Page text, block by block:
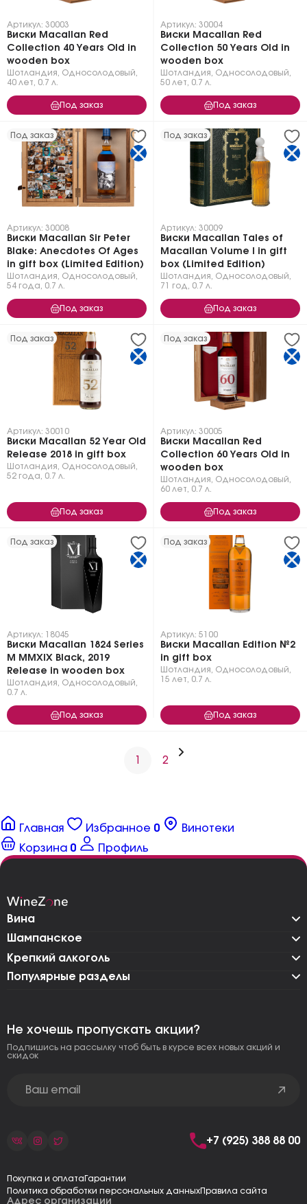
Артикул: 30003
Виски Macallan Red
Collection 40 Years Old in
wooden box
Шотландия Односолодовый
40 лет
0.7 л.
Под заказ
Артикул: 30004
Виски Macallan Red
Collection 50 Years Old in
wooden box
Шотландия Односолодовый
50 лет
0.7 л.
Под заказ
Под заказ
Артикул: 30008
Виски Macallan Sir Peter
Blake: Anecdotes Of Ages
in gift box (Limited Edition)
Шотландия Односолодовый
54 года
0.7 л.
Под заказ
Под заказ
Артикул: 30009
Виски Macallan Tales of
Macallan Volume I in gift
box (Limited Edition)
Шотландия Односолодовый
71 год
0.7 л.
Под заказ
Под заказ
Артикул: 30010
Виски Macallan 52 Year Old
Release 2018 in gift box
Шотландия Односолодовый
52 года
0.7 л.
Под заказ
Под заказ
Артикул: 30005
Виски Macallan Red
Collection 60 Years Old in
wooden box
Шотландия Односолодовый
60 лет
0.7 л.
Под заказ
Под заказ
Артикул: 18045
Виски Macallan 1824 Series
M MMXIX Black, 2019
Release in wooden box
Шотландия Односолодовый
0.7 л.
Под заказ
Под заказ
Артикул: 5100
Виски Macallan Edition №2
in gift box
Шотландия Односолодовый
15 лет
0.7 л.
Под заказ
1 2
Главная Избранное 0
Винотеки
Корзина 0 Профиль
Вина
Шампанское
Крепкий алкоголь
Популярные разделы
Адрес организации
Не хочешь пропускать акции?
Подпишись на рассылку чтоб быть в курсе всех новых акций и
скидок
+7 (925) 388 88 00
Покупка и оплата Гарантии
Политика обработки персональных данныхПравила сайта